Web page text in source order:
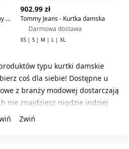
Kurtka damska na wiosnę Tommy Jeans
902.99 zł
Tommy Jeans - Kurtka damska
Darmowa dostawa
XS | S | M | L | XL
typu kurtki damskie
coś dla siebie! Dostępne u
z branży modowej dostarczają
nie znajdziesz nigdzie indziej
Zwiń